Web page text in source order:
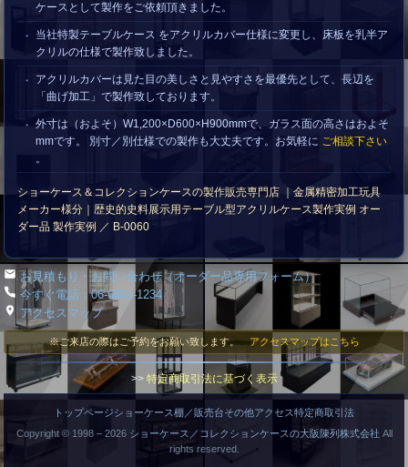
ケースとして製作をご依頼頂きました。
当社特製テーブルケース をアクリルカバー仕様に変更し、床板を乳半ア
クリルの仕様で製作致しました。
アクリルカバーは見た目の美しさと見やすさを最優先として、長辺を
「曲げ加工」で製作致しております。
外寸は（およそ）W1,200×D600×H900mmで、ガラス面の高さはおよそ
mmです。 別寸／別仕様での製作も大丈夫です。お気軽に ご相談下さい
。
ショーケース＆コレクションケースの製作販売専門店 ｜金属精密加工玩具
メーカー様分｜歴史的史料展示用テーブル型アクリルケース製作実例 オー
ダー品 製作実例 ／ B-0060
お見積もり・お問い合わせ（オーダー品専用フォーム）
今すぐ電話：06-6651-1234
アクセスマップ
※ご来店の際はご予約をお願い致します。 アクセスマップはこちら
>> 特定商取引法に基づく表示
トップページショーケース棚／販売台その他アクセス特定商取引法
Copyright © 1998 – 2026 ショーケース／コレクションケースの大阪陳列株式会社 All
rights reserved.